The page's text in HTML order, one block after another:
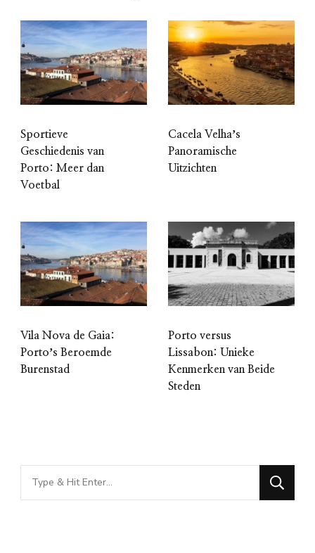
Sportieve
Geschiedenis van
Porto: Meer dan
Voetbal
Cacela Velhaʼs
Panoramische
Uitzichten
Vila Nova de Gaia:
Portoʼs Beroemde
Burenstad
Porto versus
Lissabon: Unieke
Kenmerken van Beide
Steden
Looking
for